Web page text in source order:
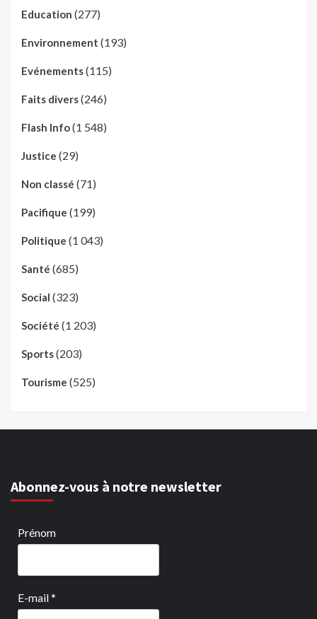
Education (277)
Environnement (193)
Evénements(115)
Faits divers(246)
Flash Info(1 548)
Justice (29)
Non classé (71)
Pacifique (199)
Politique (1 043)
Santé (685)
Social (323)
Société (1 203)
Sports(203)
Tourisme (525)
Abonnez-vous à notre newsletter
Prénom
E-mail*